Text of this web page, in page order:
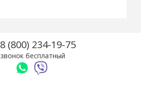
8 (800) 234-19-75
звонок бесплатный